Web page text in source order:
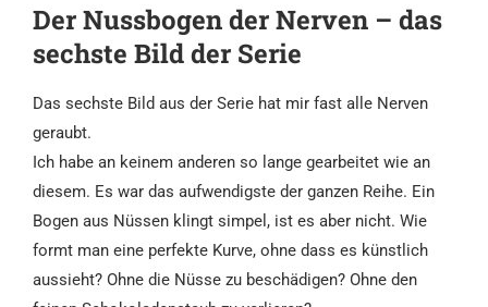
Der Nussbogen der Nerven – das
sechste Bild der Serie
Das sechste Bild aus der Serie hat mir fast alle Nerven
geraubt.
Ich habe an keinem anderen so lange gearbeitet wie an
diesem. Es war das aufwendigste der ganzen Reihe. Ein
Bogen aus Nüssen klingt simpel, ist es aber nicht. Wie
formt man eine perfekte Kurve, ohne dass es künstlich
aussieht? Ohne die Nüsse zu beschädigen? Ohne den